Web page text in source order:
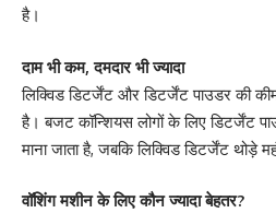
है।
दाम भी कम, दमदार भी ज्यादा
लिक्विड डिटर्जेंट और डिटर्जेंट पाउडर की
है। बजट कॉन्शियस लोगों के लिए डिटर्जेंट
माना जाता है, जबकि लिक्विड डिटर्जेंट थोड़े
वॉशिंग मशीन के लिए कौन ज्यादा बेहतर?